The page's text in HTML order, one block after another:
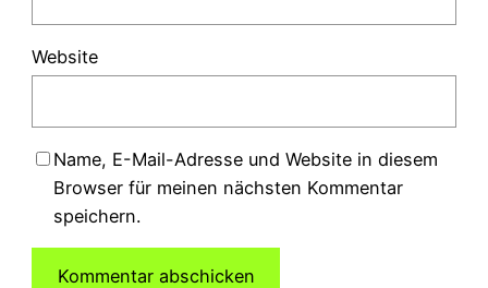
Website
Name, E-Mail-Adresse und Website in diesem
Browser für meinen nächsten Kommentar
speichern.